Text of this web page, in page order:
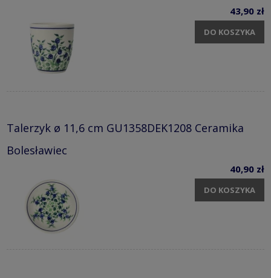
43,90 zł
DO KOSZYKA
Talerzyk ø 11,6 cm GU1358DEK1208 Ceramika
Bolesławiec
40,90 zł
DO KOSZYKA